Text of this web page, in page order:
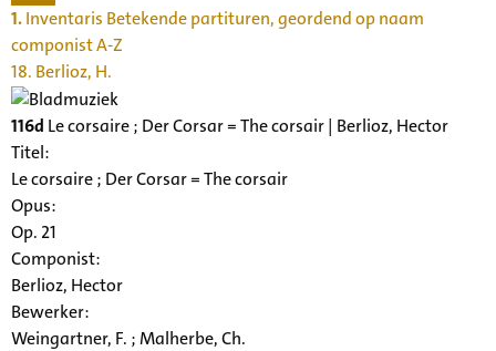
1.Inventaris Betekende partituren, geordend op naam
componist A-Z
18. Berlioz, H.
116d Le corsaire ; Der Corsar = The corsair | Berlioz, Hector
Titel:
Le corsaire ; Der Corsar = The corsair
Opus:
Op. 21
Componist:
Berlioz, Hector
Bewerker:
Weingartner, F. ; Malherbe, Ch.